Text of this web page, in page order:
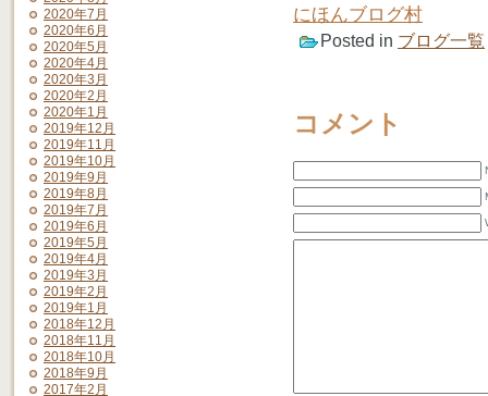
2020年7月
2020年6月
2020年5月
2020年4月
2020年3月
2020年2月
2020年1月
2019年12月
2019年11月
2019年10月
2019年9月
2019年8月
2019年7月
2019年6月
2019年5月
2019年4月
2019年3月
2019年2月
2019年1月
2018年12月
2018年11月
2018年10月
2018年9月
2017年2月
にほんブログ村
Posted in ブログ一覧
コメント